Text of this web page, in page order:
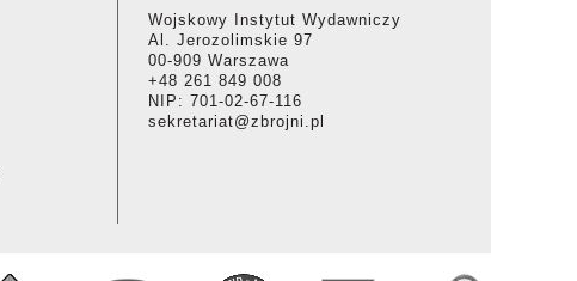
Wojskowy Instytut Wydawniczy
Al. Jerozolimskie 97
00-909 Warszawa
+48 261 849 008
NIP: 701-02-67-116
sekretariat@zbrojni.pl